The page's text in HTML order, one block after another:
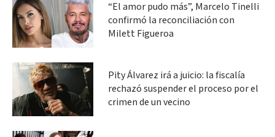
“El amor pudo más”, Marcelo Tinelli
confirmó la reconciliación con
Milett Figueroa
Pity Álvarez irá a juicio: la fiscalía
rechazó suspender el proceso por el
crimen de un vecino